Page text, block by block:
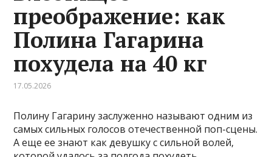
преображение: как
Полина Гагарина
похудела на 40 кг
17.05.2026
Полину Гагарину заслуженно называют одним из
самых сильных голосов отечественной поп-сцены.
А еще ее знают как девушку с сильной волей,